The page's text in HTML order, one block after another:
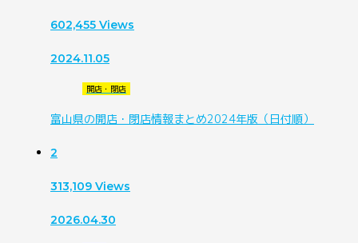
602,455 Views
2024.11.05
開店・閉店
富山県の開店・閉店情報まとめ2024年版（日付順）
2
313,109 Views
2026.04.30